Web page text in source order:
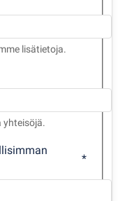
lisätietoja.
yhteisöjä.